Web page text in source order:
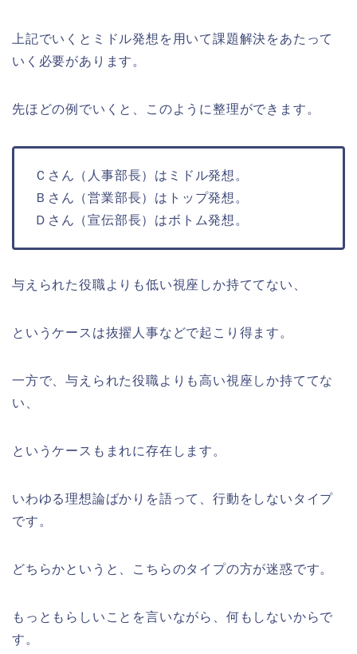
上記でいくとミドル発想を用いて課題解決をあたって
いく必要があります。
先ほどの例でいくと、このように整理ができます。
Ｃさん（人事部長）はミドル発想。
Ｂさん（営業部長）はトップ発想。
Ｄさん（宣伝部長）はボトム発想。
与えられた役職よりも低い視座しか持ててない、
というケースは抜擢人事などで起こり得ます。
一方で、与えられた役職よりも高い視座しか持ててな
い、
というケースもまれに存在します。
いわゆる理想論ばかりを語って、行動をしないタイプ
です。
どちらかというと、こちらのタイプの方が迷惑です。
もっともらしいことを言いながら、何もしないからで
す。